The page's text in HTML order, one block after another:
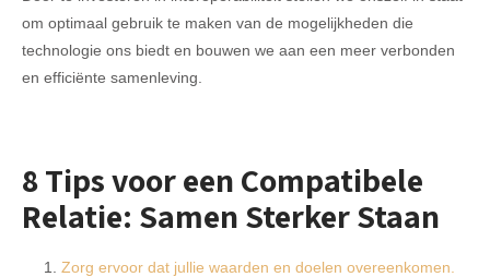
om optimaal gebruik te maken van de mogelijkheden die
technologie ons biedt en bouwen we aan een meer verbonden
en efficiënte samenleving.
8 Tips voor een Compatibele
Relatie: Samen Sterker Staan
Zorg ervoor dat jullie waarden en doelen overeenkomen.